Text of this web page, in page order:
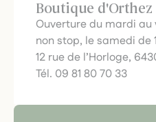
Boutique d'Orthez
Ouverture du mardi au
non stop, le samedi de
12 rue de l’Horloge,
Tél. 09 81 80 70 33